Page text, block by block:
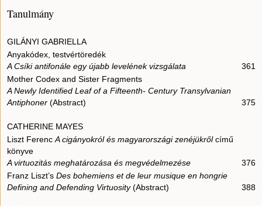
Tanulmány
GILÁNYI GABRIELLA
Anyakódex, testvértöredék
A Csíki antifonále egy újabb levelének vizsgálata
361
Mother Codex and Sister Fragments
A Newly Identified Leaf of a Fifteenth- Century Transylvanian
Antiphoner (Abstract) 375
CATHERINE MAYES
Liszt Ferenc A cigányokról és magyarországi zenéjükrőlcímű
könyve
A virtuozitás meghatározása és megvédelmezése
376
Franz Liszt’s Des bohemiens et de leur musique en hongrie
Defining and Defending Virtuosity(Abstract) 388